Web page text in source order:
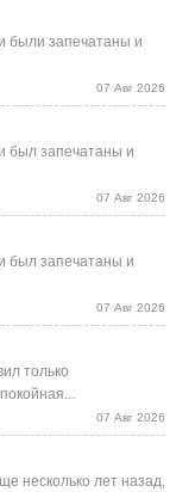
были запечатаны и
07 Авг 2026
был запечатаны и
07 Авг 2026
был запечатаны и
07 Авг 2026
только
07 Авг 2026
несколько лет назад,